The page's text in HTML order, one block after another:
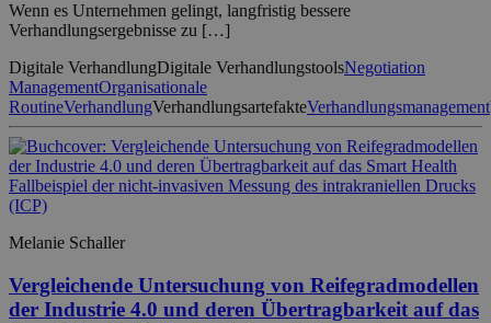
Wenn es Unternehmen gelingt, langfristig bessere
Verhandlungsergebnisse zu […]
Digitale VerhandlungDigitale VerhandlungstoolsNegotiation
ManagementOrganisationale
RoutineVerhandlungVerhandlungsartefakteVerhandlungsmanagement
Melanie Schaller
Vergleichende Untersuchung von Reifegradmodellen
der Industrie 4.0 und deren Übertragbarkeit auf das